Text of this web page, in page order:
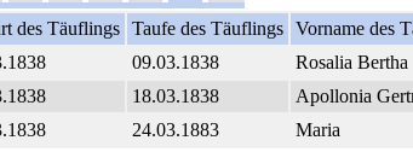
des Täuflings Taufe des Täuflings Vorname des
09.03.1838 Rosalia Bertha
18.03.1838 Apollonia
24.03.1883 Maria